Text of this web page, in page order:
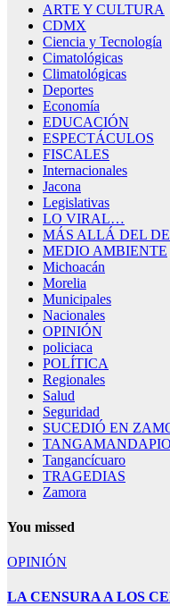
ARTE Y CULTURA
CDMX
Ciencia y Tecnología
Cimatológicas
Climatológicas
Deportes
Economía
EDUCACIÓN
ESPECTÁCULOS
FISCALES
Internacionales
Jacona
Legislativas
LO VIRAL…
MÁS ALLÁ DEL
MEDIO AMBIENTE
Michoacán
Morelia
Municipales
Nacionales
OPINIÓN
policiaca
POLÍTICA
Regionales
Salud
Seguridad
SUCEDIÓ EN
TANGAMANDAPIO
Tangancícuaro
TRAGEDIAS
Zamora
You missed
OPINIÓN
LA CENSURA A LOS